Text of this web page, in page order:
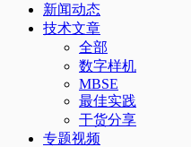
新闻动态
技术文章
全部
数字样机
MBSE
最佳实践
干货分享
专题视频